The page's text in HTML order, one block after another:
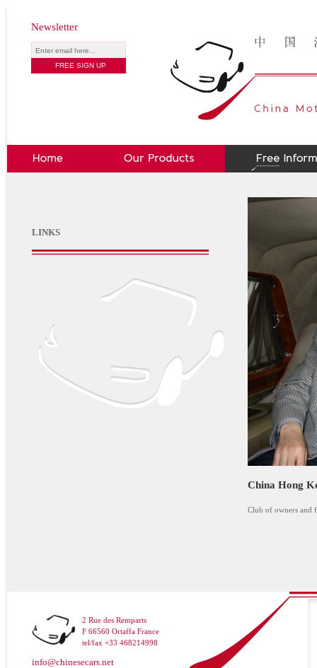
Newsletter
LINKS
China Hong
Club of owners and
2 Rue des Remparts
F 66560 Ortaffa France
tel/fax +33 468214998
info@chinesecars.net